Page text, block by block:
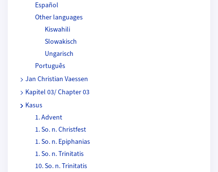
Español
Other languages
Kiswahili
Slowakisch
Ungarisch
Português
Jan Christian Vaessen
Kapitel 03/ Chapter 03
Kasus
1. Advent
1. So. n. Christfest
1. So. n. Epiphanias
1. So. n. Trinitatis
10. So. n. Trinitatis